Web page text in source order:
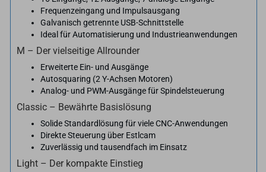
Frequenzeingang und Impulsausgang
Galvanisch getrennte USB-Schnittstelle
Ideal für Automatisierung und Industrieanwendungen
M – Der vielseitige Allrounder
Erweiterte Ein- und Ausgänge
Autosquaring (2 Y-Achsen Motoren)
Analog- und PWM-Ausgänge für Spindelsteuerung
Classic – Bewährte Basislösung
Solide Standardlösung für viele CNC-Anwendungen
Direkte Steuerung über Estlcam
Zuverlässig und tausendfach im Einsatz
Light – Der kompakte Einstieg